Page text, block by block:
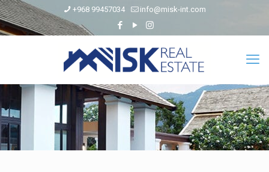
+968 99457034 info@misk-int.com